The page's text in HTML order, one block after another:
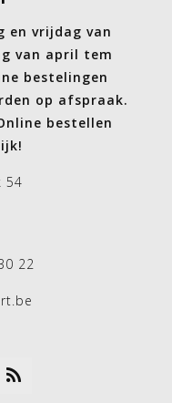
en vrijdag van
van april tem
bestelingen
op afspraak.
bestellen
54
22